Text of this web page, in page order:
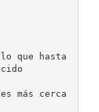
que hasta
más cerca